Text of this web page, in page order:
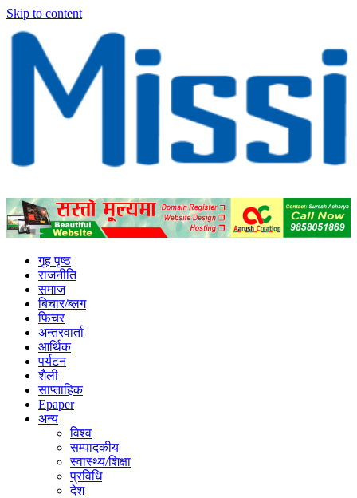
Skip to content
MissionNews
Best Online Portal Nepal
गृह पृष्ठ
राजनीति
समाज
बिचार/ब्लग
फिचर
अन्तरवार्ता
आर्थिक
पर्यटन
शैली
साप्ताहिक
Epaper
अन्य
विश्व
सम्पादकीय
स्वास्थ्य/शिक्षा
प्रविधि
देश